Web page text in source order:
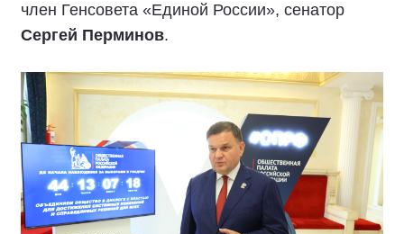
член Генсовета «Единой России», сенатор
Сергей Перминов.